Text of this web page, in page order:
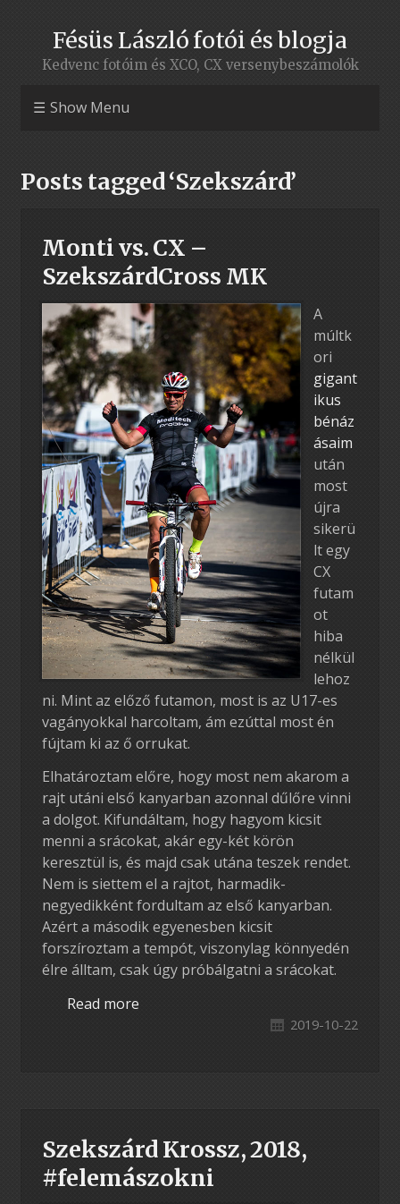
Fésüs László fotói és blogja
Kedvenc fotóim és XCO, CX versenybeszámolók
Show Menu
Posts tagged ‘Szekszárd’
Monti vs. CX –
SzekszárdCross MK
A
múltk
ori
gigant
ikus
bénáz
ásaim
után
most
újra
sikerü
lt egy
CX
futam
ot
hiba
nélkül
lehoz
ni. Mint az előző futamon, most is az U17-es
vagányokkal harcoltam, ám ezúttal most én
fújtam ki az ő orrukat.
Elhatároztam előre, hogy most nem akarom a
rajt utáni első kanyarban azonnal dűlőre vinni
a dolgot. Kifundáltam, hogy hagyom kicsit
menni a srácokat, akár egy-két körön
keresztül is, és majd csak utána teszek rendet.
Nem is siettem el a rajtot, harmadik-
negyedikként fordultam az első kanyarban.
Azért a második egyenesben kicsit
forszíroztam a tempót, viszonylag könnyedén
élre álltam, csak úgy próbálgatni a srácokat.
Read more
2019-10-22
Szekszárd Krossz, 2018,
#felemászokni